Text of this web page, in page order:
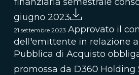
giugno 2023
21 settembre 2023 Approvato il
dell'emittente in relazione
Pubblica di Acquisto
promossa da D360 Holding